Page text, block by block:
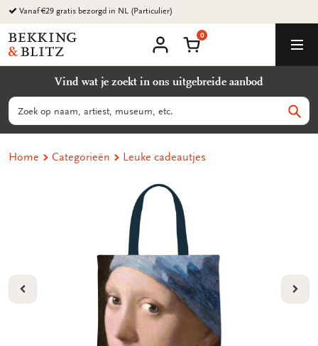
Ga
naar
content
Vanaf €29 gratis bezorgd in NL (Particulier)
Bekking
&
B.V.
account
Winkelmand
0
Vind wat je zoekt in ons uitgebreide aanbod
Zoeken
Home Categorieën Leuke cadeautjes
VORIGE